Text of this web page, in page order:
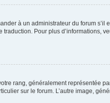
à un administrateur du forum s’il
Pour plus d’informations,
rang, généralement représentée
sur le forum. L’autre image,